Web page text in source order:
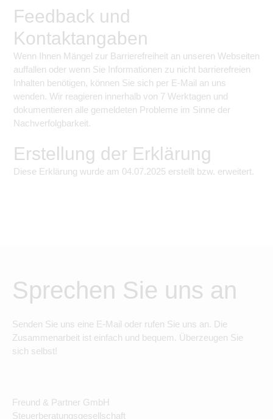
Feedback und
Kontaktangaben
Wenn Ihnen Mängel zur Barrierefreiheit an unseren Webseiten
auffallen oder wenn Sie Informationen zu nicht barrierefreien
Inhalten benötigen, können Sie sich per E-Mail an uns
wenden. Wir reagieren innerhalb von 7 Werktagen und
dokumentieren alle gemeldeten Probleme im Sinne der
Nachverfolgbarkeit.
Erstellung der Erklärung
Diese Erklärung wurde am 04.07.2025 erstellt bzw. erweitert.
Sprechen Sie uns an
Senden Sie uns eine E-Mail oder rufen Sie uns an. Die
Zusammenarbeit ist einfach und bequem. Überzeugen Sie
sich selbst!
Freund & Partner GmbH
Steuerberatungsgesellschaft